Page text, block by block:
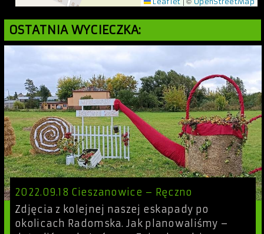
OSTATNIA WYCIECZKA:
2022.09.18 Cieszanowice – Ręczno
Zdjęcia z kolejnej naszej eskapady po
okolicach Radomska. Jak planowaliśmy –